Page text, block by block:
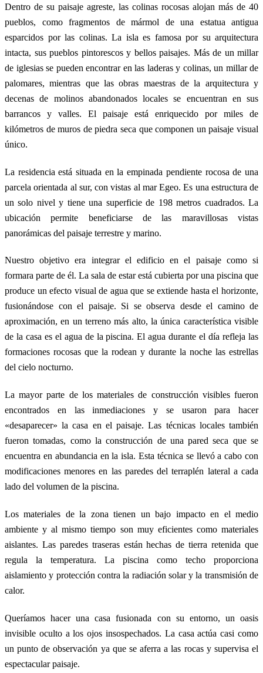
Dentro de su paisaje agreste, las colinas rocosas alojan más de 40
pueblos, como fragmentos de mármol de una estatua antigua
esparcidos por las colinas. La isla es famosa por su arquitectura
intacta, sus pueblos pintorescos y bellos paisajes. Más de un millar
de iglesias se pueden encontrar en las laderas y colinas, un millar de
palomares, mientras que las obras maestras de la arquitectura y
decenas de molinos abandonados locales se encuentran en sus
barrancos y valles. El paisaje está enriquecido por miles de
kilómetros de muros de piedra seca que componen un paisaje visual
único.
La residencia está situada en la empinada pendiente rocosa de una
parcela orientada al sur, con vistas al mar Egeo. Es una estructura de
un solo nivel y tiene una superficie de 198 metros cuadrados. La
ubicación permite beneficiarse de las maravillosas vistas
panorámicas del paisaje terrestre y marino.
Nuestro objetivo era integrar el edificio en el paisaje como si
formara parte de él. La sala de estar está cubierta por una piscina que
produce un efecto visual de agua que se extiende hasta el horizonte,
fusionándose con el paisaje. Si se observa desde el camino de
aproximación, en un terreno más alto, la única característica visible
de la casa es el agua de la piscina. El agua durante el día refleja las
formaciones rocosas que la rodean y durante la noche las estrellas
del cielo nocturno.
La mayor parte de los materiales de construcción visibles fueron
encontrados en las inmediaciones y se usaron para hacer
«desaparecer» la casa en el paisaje. Las técnicas locales también
fueron tomadas, como la construcción de una pared seca que se
encuentra en abundancia en la isla. Esta técnica se llevó a cabo con
modificaciones menores en las paredes del terraplén lateral a cada
lado del volumen de la piscina.
Los materiales de la zona tienen un bajo impacto en el medio
ambiente y al mismo tiempo son muy eficientes como materiales
aislantes. Las paredes traseras están hechas de tierra retenida que
regula la temperatura. La piscina como techo proporciona
aislamiento y protección contra la radiación solar y la transmisión de
calor.
Queríamos hacer una casa fusionada con su entorno, un oasis
invisible oculto a los ojos insospechados. La casa actúa casi como
un punto de observación ya que se aferra a las rocas y supervisa el
espectacular paisaje.